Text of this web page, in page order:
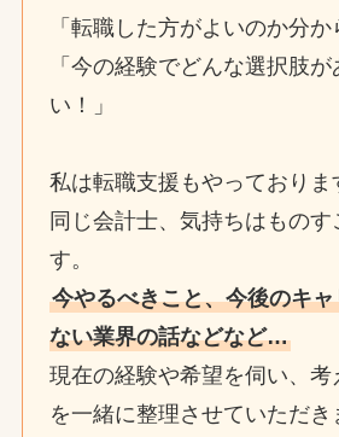
「転職した方がよいのか分か
「今の経験でどんな選択肢
い！」
私は転職支援もやっておりま
同じ会計士、気持ちはものす
す。
今やるべきこと、今後のキ
ない業界の話などなど…
現在の経験や希望を伺い、考
を一緒に整理させていただき